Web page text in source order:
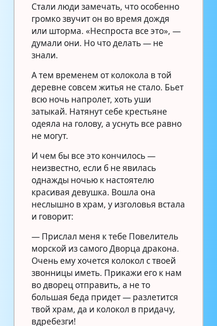
Стали люди замечать, что особенно
громко звучит он во время дождя
или шторма. «Неспроста все это», —
думали они. Но что делать — не
знали.
А тем временем от колокола в той
деревне совсем житья не стало. Бьет
всю ночь напролет, хоть уши
затыкай. Натянут себе крестьяне
одеяла на голову, а уснуть все равно
не могут.
И чем бы все это кончилось —
неизвестно, если б не явилась
однажды ночью к настоятелю
красивая девушка. Вошла она
неслышно в храм, у изголовья встала
и говорит:
— Прислал меня к тебе Повелитель
морской из самого Дворца дракона.
Очень ему хочется колокол с твоей
звонницы иметь. Прикажи его к нам
во дворец отправить, а не то
большая беда придет — разлетится
твой храм, да и колокол в придачу,
вдребезги!